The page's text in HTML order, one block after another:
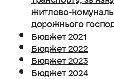
житлово-
дорожнього
Бюджет 2021
Бюджет 2022
Бюджет 2023
Бюджет 2024